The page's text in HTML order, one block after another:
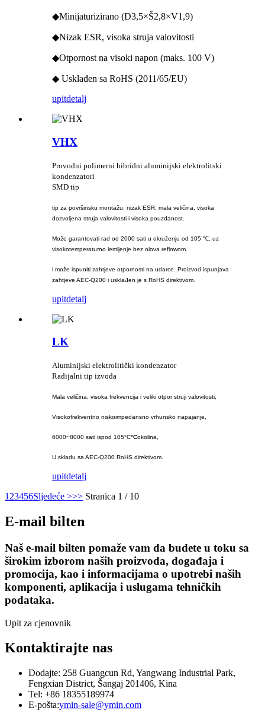
◆Minijaturizirano (D3,5×Š2,8×V1,9)
◆Nizak ESR, visoka struja valovitosti
◆Otpornost na visoki napon (maks. 100 V)
◆ Usklađen sa RoHS (2011/65/EU)
upitdetalj
VHX
Provodni polimerni hibridni aluminijski elektrolitski
kondenzatori
SMD tip
tip za površinsku montažu, nizak ESR, mala veličina, visoka
dozvoljena struja valovitosti i visoka pouzdanost.
Može garantovati rad od 2000 sati u okruženju od 105 ℃, uz
visokotemperaturno lemljenje bez olova reflowom.
i može ispuniti zahtjeve otpornosti na udarce. Proizvod ispunjava
zahtjeve AEC-Q200 i usklađen je s RoHS direktivom.
upitdetalj
LK
Aluminijski elektrolitički kondenzator
Radijalni tip izvoda
Mala veličina, visoka frekvencija i veliki otpor struji valovitosti,
Visokofrekventno niskoimpedansno vrhunsko napajanje,
6000~8000 sati ispod 105°C°Cokolina,
U skladu sa AEC-Q200 RoHS direktivom.
upitdetalj
1 23456Sljedeće >>> Stranica 1 / 10
E-mail bilten
Naš e-mail bilten pomaže vam da budete u toku sa
širokim izborom naših proizvoda, događaja i
promocija, kao i informacijama o upotrebi naših
komponenti, aplikacija i uslugama tehničkih
podataka.
Upit za cjenovnik
Kontaktirajte nas
Dodajte: 258 Guangcun Rd, Yangwang Industrial Park,
Fengxian District, Šangaj 201406, Kina
Tel: +86 18355189974
E-pošta:ymin-sale@ymin.com